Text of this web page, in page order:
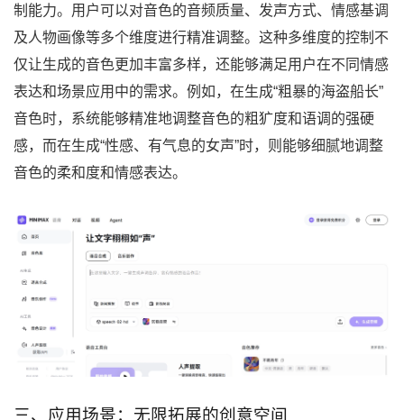
制能力。用户可以对音色的音频质量、发声方式、情感基调
及人物画像等多个维度进行精准调整。这种多维度的控制不
仅让生成的音色更加丰富多样，还能够满足用户在不同情感
表达和场景应用中的需求。例如，在生成“粗暴的海盗船长”
音色时，系统能够精准地调整音色的粗犷度和语调的强硬
感，而在生成“性感、有气息的女声”时，则能够细腻地调整
音色的柔和度和情感表达。
三、应用场景：无限拓展的创意空间